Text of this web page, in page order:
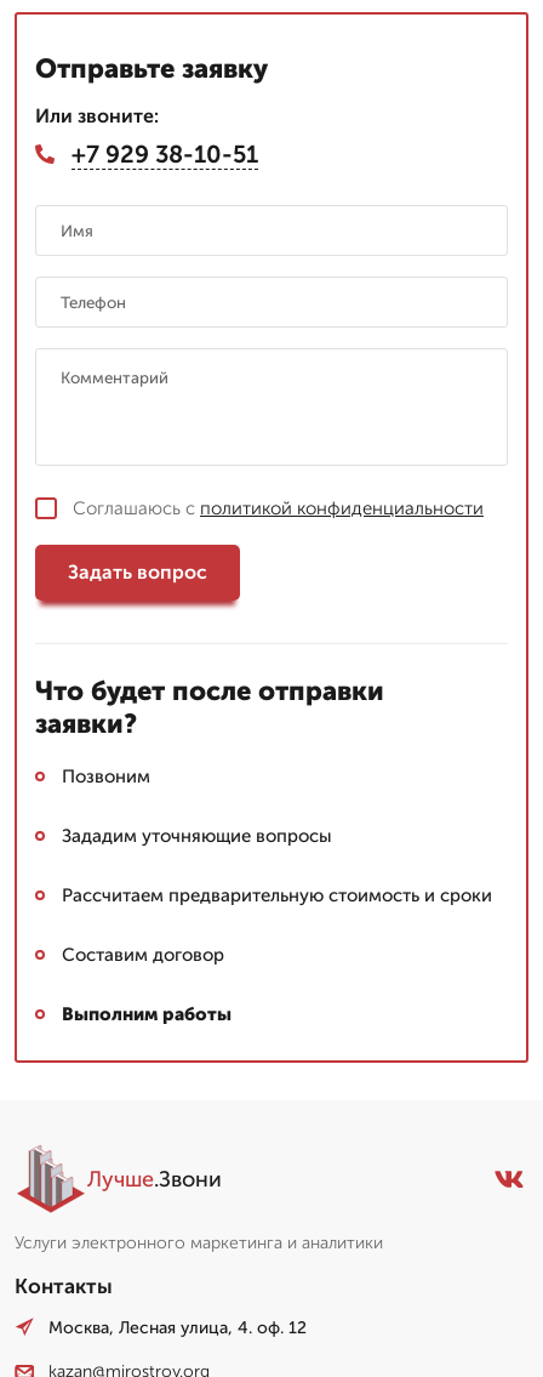
Отправьте заявку
Или звоните:
+7 929 38-10-51
Соглашаюсь с политикой конфиденциальности
Задать вопрос
Что будет после отправки
заявки?
Позвоним
Зададим уточняющие вопросы
Рассчитаем предварительную стоимость и сроки
Составим договор
Выполним работы
Лучше.Звони
Услуги электронного маркетинга и аналитики
Контакты
Москва, Лесная улица, 4. оф. 12
kazan@mirostroy.org